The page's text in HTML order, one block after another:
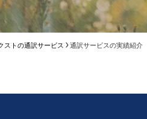
ストの通訳サービス 通訳サービスの実績紹介